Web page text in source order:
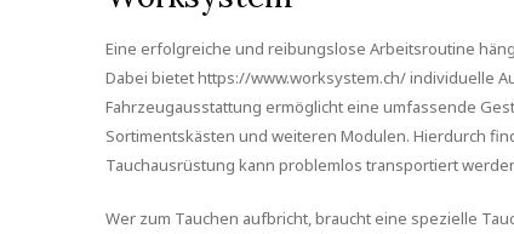
Eine erfolgreiche und reibungslose Arbeitsroutine
Dabei bietet https://www.worksystem.ch/ individuelle
Fahrzeugausstattung ermöglicht eine umfassende
Sortimentskästen und weiteren Modulen. Hierdurch
Tauchausrüstung kann problemlos transportiert
Wer zum Tauchen aufbricht, braucht eine spezielle